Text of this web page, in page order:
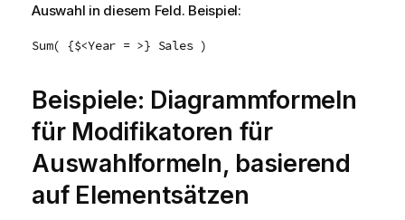
Auswahl in diesem Feld. Beispiel:
Sum( {$<Year = >} Sales )
Beispiele: Diagrammformeln
für Modifikatoren für
Auswahlformeln, basierend
auf Elementsätzen